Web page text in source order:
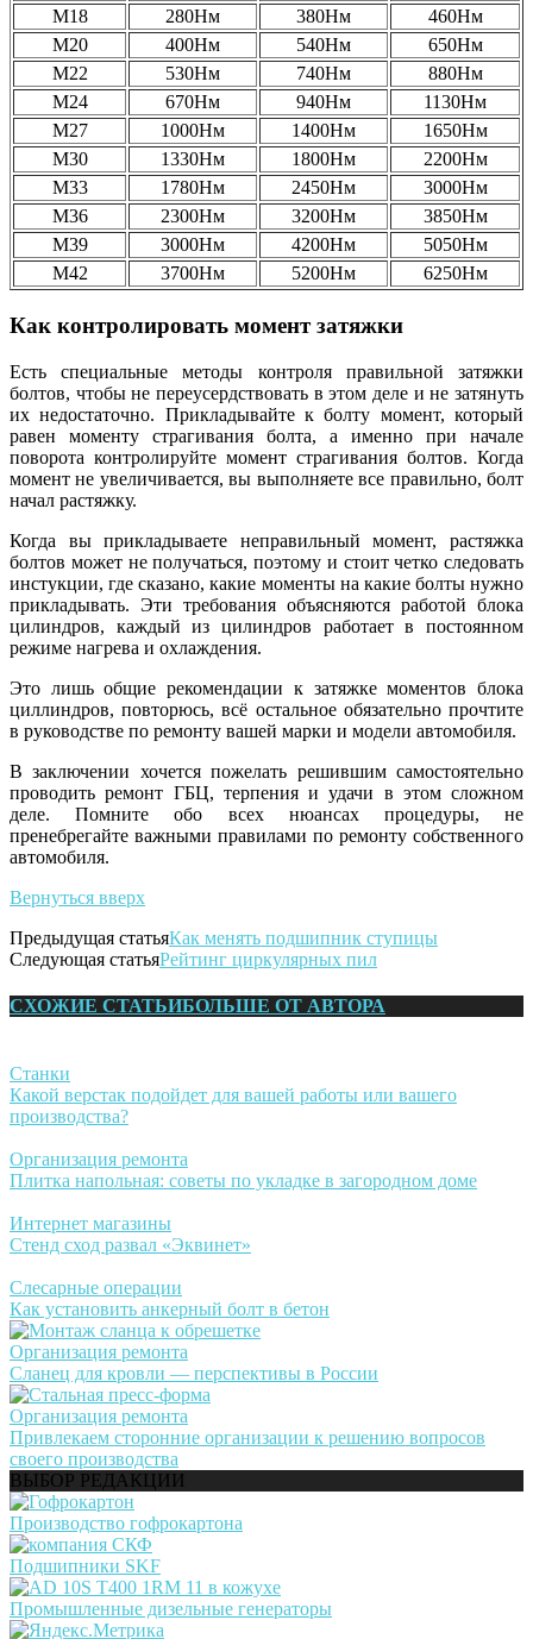
М18 280Нм 380Нм
460Нм
М20
400Нм 540Нм
650Нм
М22
530Нм 740Нм
880Нм
М24
670Нм 940Нм
1130Нм
М27
1000Нм 1400Нм
1650Нм
М30
1330Нм 1800Нм
2200Нм
М33
1780Нм 2450Нм
3000Нм
М36
2300Нм 3200Нм
3850Нм
М39
3000Нм 4200Нм
5050Нм
М42
3700Нм 5200Нм 6250Нм
Как контролировать момент затяжки
Есть специальные методы контроля правильной затяжки
болтов, чтобы не переусердствовать в этом деле и не затянуть
их недостаточно. Прикладывайте к болту момент, который
равен моменту страгивания болта, а именно при начале
поворота контролируйте момент страгивания болтов. Когда
момент не увеличивается, вы выполняете все правильно, болт
начал растяжку.
Когда вы прикладываете неправильный момент, растяжка
болтов может не получаться, поэтому и стоит четко следовать
инстукции, где сказано, какие моменты на какие болты нужно
прикладывать. Эти требования объясняются работой блока
цилиндров, каждый из цилиндров работает в постоянном
режиме нагрева и охлаждения.
Это лишь общие рекомендации к затяжке моментов блока
циллиндров, повторюсь, всё остальное обязательно прочтите
в руководстве по ремонту вашей марки и модели автомобиля.
В заключении хочется пожелать решившим самостоятельно
проводить ремонт ГБЦ, терпения и удачи в этом сложном
деле. Помните обо всех нюансах процедуры, не
пренебрегайте важными правилами по ремонту собственного
автомобиля.
Вернуться вверх
Предыдущая статьяКак менять подшипник ступицы
Следующая статьяРейтинг циркулярных пил
СХОЖИЕ СТАТЬИБОЛЬШЕ ОТ АВТОРА
Станки
Какой верстак подойдет для вашей работы или вашего
производства?
Организация ремонта
Плитка напольная: советы по укладке в загородном доме
Интернет магазины
Стенд сход развал «Эквинет»
Слесарные операции
Как установить анкерный болт в бетон
Организация ремонта
Сланец для кровли — перспективы в России
Организация ремонта
Привлекаем сторонние организации к решению вопросов
своего производства
ВЫБОР РЕДАКЦИИ
Производство гофрокартона
Подшипники SKF
Промышленные дизельные генераторы